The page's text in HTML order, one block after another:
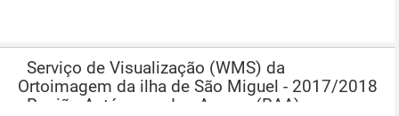
Serviço de Visualização (WMS) da
Ortoimagem da ilha de São Miguel - 2017/2018
- Região Autónoma dos Açores (RAA)